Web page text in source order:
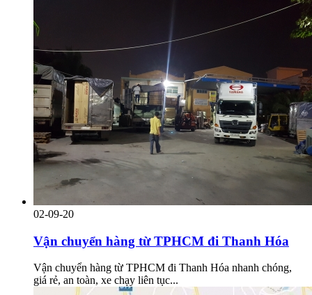
02-09-20
Vận chuyển hàng từ TPHCM đi Thanh Hóa
Vận chuyển hàng từ TPHCM đi Thanh Hóa nhanh chóng,
giá rẻ, an toàn, xe chạy liên tục...